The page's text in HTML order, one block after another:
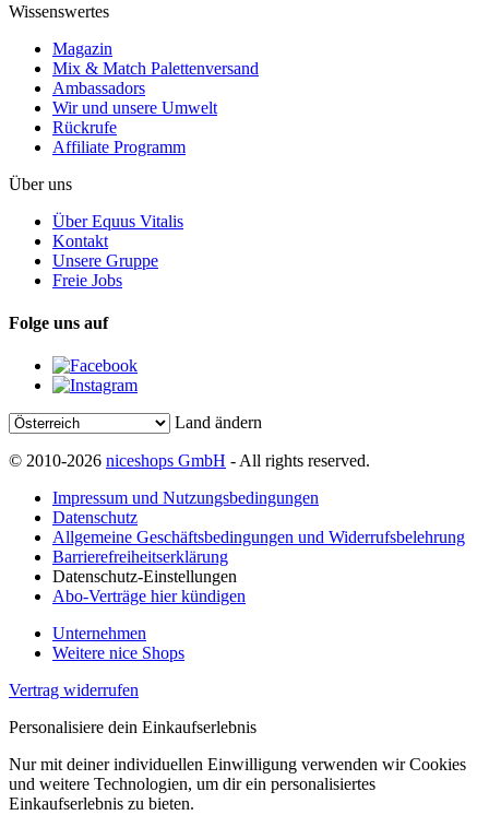
Wissenswertes
Magazin
Mix & Match Palettenversand
Ambassadors
Wir und unsere Umwelt
Rückrufe
Affiliate Programm
Über uns
Über Equus Vitalis
Kontakt
Unsere Gruppe
Freie Jobs
Folge uns auf
Land ändern
© 2010-2026 niceshops GmbH - All rights reserved.
Impressum und Nutzungsbedingungen
Datenschutz
Allgemeine Geschäftsbedingungen und Widerrufsbelehrung
Barrierefreiheitserklärung
Datenschutz-Einstellungen
Abo-Verträge hier kündigen
Unternehmen
Weitere nice Shops
Vertrag widerrufen
Personalisiere dein Einkaufserlebnis
Nur mit deiner individuellen Einwilligung verwenden wir Cookies
und weitere Technologien, um dir ein personalisiertes
Einkaufserlebnis zu bieten.